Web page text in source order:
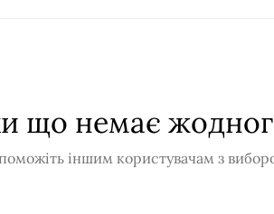
що немає
іншим користувачам з